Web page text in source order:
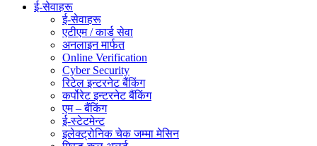
ई-सेवाहरू
ई-सेवाहरू
एटीएम / कार्ड सेवा
अनलाइन मार्फत
Online Verification
Cyber Security
रिटेल इन्टरनेट बैंकिंग
कर्पोरेट इन्टरनेट बैंकिंग
एम – बैंकिंग
ई-स्टेटमेन्ट
इलेक्ट्रोनिक चेक जम्मा मेसिन